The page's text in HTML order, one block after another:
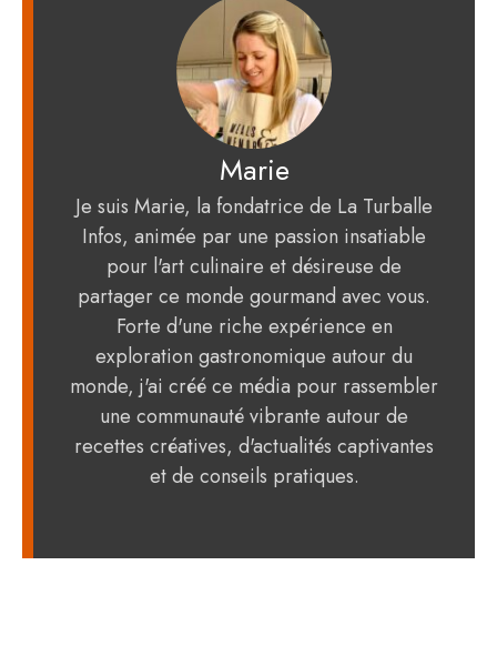
Marie
Je suis Marie, la fondatrice de La Turballe
Infos, animée par une passion insatiable
pour l'art culinaire et désireuse de
partager ce monde gourmand avec vous.
Forte d'une riche expérience en
exploration gastronomique autour du
monde, j'ai créé ce média pour rassembler
une communauté vibrante autour de
recettes créatives, d'actualités captivantes
et de conseils pratiques.